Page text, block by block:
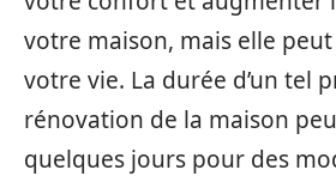
votre maison, mais elle
votre vie. La durée d’un tel
rénovation de la maison
quelques jours pour des